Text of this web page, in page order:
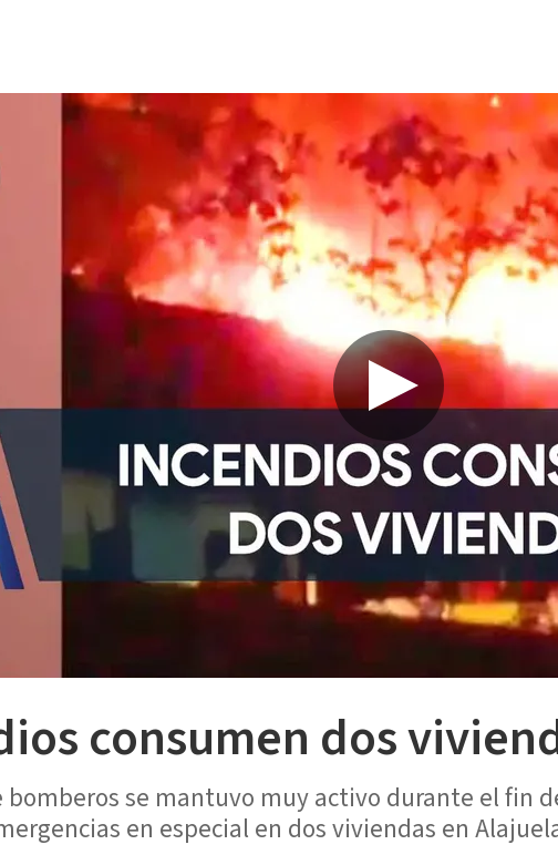
consumen dos
bomberos se mantuvo muy activo durante el fin
en especial en dos viviendas en